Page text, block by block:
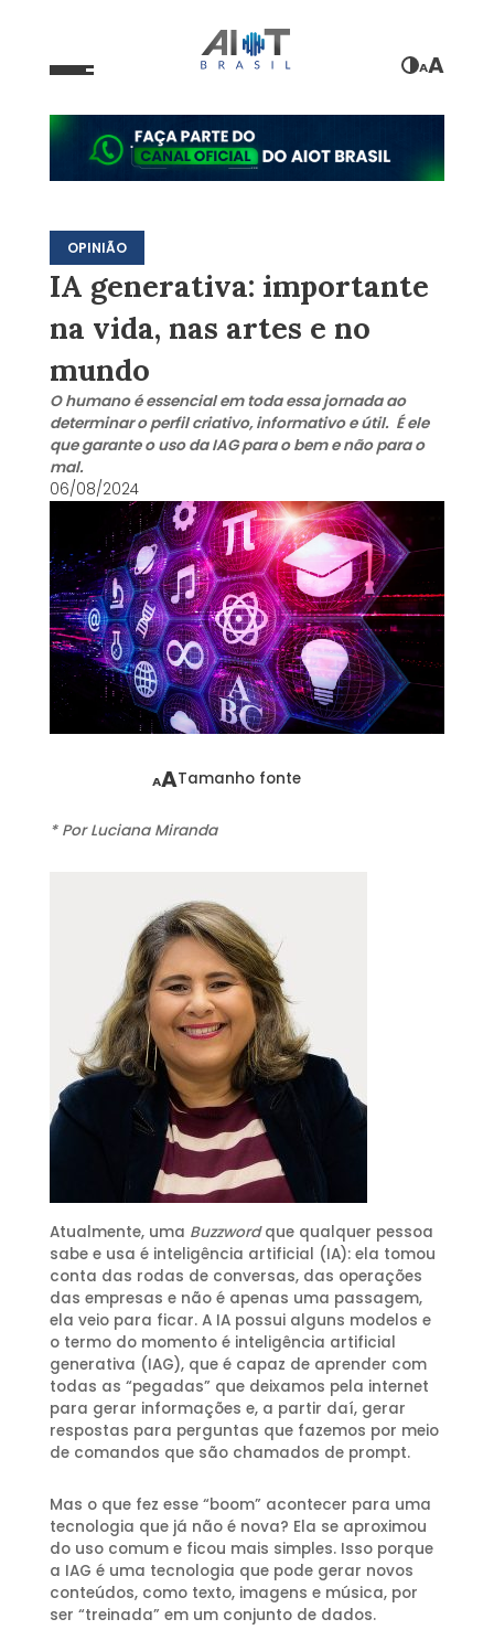
AA
OPINIÃO
IA generativa: importante
na vida, nas artes e no
mundo
O humano é essencial em toda essa jornada ao
determinar o perfil criativo, informativo e útil. É ele
que garante o uso da IAG para o bem e não para o
mal.
06/08/2024
AATamanho fonte
* Por Luciana Miranda
Atualmente, uma Buzzwordque qualquer pessoa
sabe e usa é inteligência artificial (IA): ela tomou
conta das rodas de conversas, das operações
das empresas e não é apenas uma passagem,
ela veio para ficar. A IA possui alguns modelos e
o termo do momento é inteligência artificial
generativa (IAG), que é capaz de aprender com
todas as “pegadas” que deixamos pela internet
para gerar informações e, a partir daí, gerar
respostas para perguntas que fazemos por meio
de comandos que são chamados de prompt.
Mas o que fez esse “boom” acontecer para uma
tecnologia que já não é nova? Ela se aproximou
do uso comum e ficou mais simples. Isso porque
a IAG é uma tecnologia que pode gerar novos
conteúdos, como texto, imagens e música, por
ser “treinada” em um conjunto de dados.